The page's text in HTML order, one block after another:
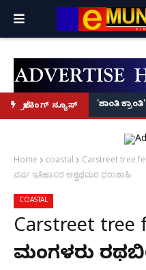
ಬ್ರೇಕಿಂಗ್ ನ್ಯೂಸ್
ತಪಾಸಣೆಗೆ ಕಮಿಷನರ್ ರೆಡ್ಡಿ ಶ್ಲಾಘನೆ!
ನಡೆಸಿ ಬಿಹಾರಕ್ಕೆ ಪರಾರಿಯಾಗಿದ್ದ ಪತಿ
'ಶಾಂತಿ
Home coastal
Carstreet tree
ವರ್ಷ ಇತಿಹಾಸದ ಅಶ್ವಥಮರ ಧರಾಶಾಹಿ
COASTAL
Carstreet tree
ಮಂಗಳೂರು